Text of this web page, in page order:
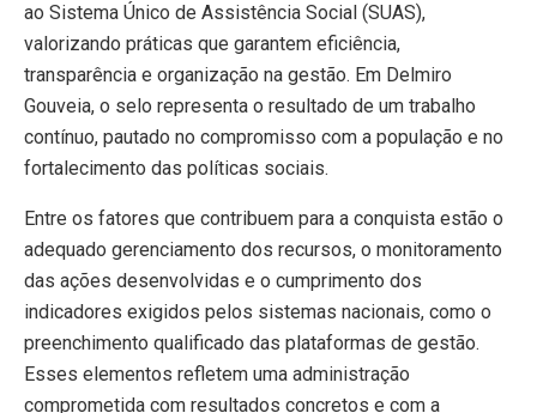
ao Sistema Único de Assistência Social (SUAS),
valorizando práticas que garantem eficiência,
transparência e organização na gestão. Em Delmiro
Gouveia, o selo representa o resultado de um trabalho
contínuo, pautado no compromisso com a população e no
fortalecimento das políticas sociais.
Entre os fatores que contribuem para a conquista estão o
adequado gerenciamento dos recursos, o monitoramento
das ações desenvolvidas e o cumprimento dos
indicadores exigidos pelos sistemas nacionais, como o
preenchimento qualificado das plataformas de gestão.
Esses elementos refletem uma administração
comprometida com resultados concretos e com a